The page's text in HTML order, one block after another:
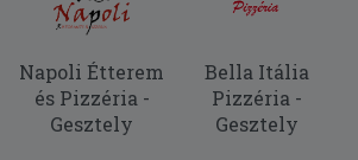
Napoli Étterem
és Pizzéria -
Gesztely
Bella Itália
Pizzéria -
Gesztely